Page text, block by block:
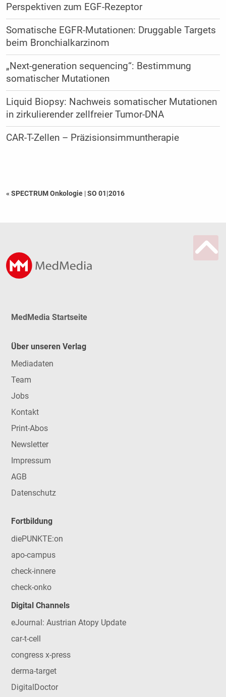
Perspektiven zum EGF-Rezeptor
Somatische EGFR-Mutationen: Druggable Targets
beim Bronchialkarzinom
„Next-generation sequencing“: Bestimmung
somatischer Mutationen
Liquid Biopsy: Nachweis somatischer Mutationen
in zirkulierender zellfreier Tumor-DNA
CAR-T-Zellen – Präzisionsimmuntherapie
« SPECTRUM Onkologie |SO 01|2016
MedMedia Startseite
Über unseren Verlag
Mediadaten
Team
Jobs
Kontakt
Print-Abos
Newsletter
Impressum
AGB
Datenschutz
Fortbildung
diePUNKTE:on
apo-campus
check-innere
check-onko
Digital Channels
eJournal: Austrian Atopy Update
car-t-cell
congress x-press
derma-target
DigitalDoctor